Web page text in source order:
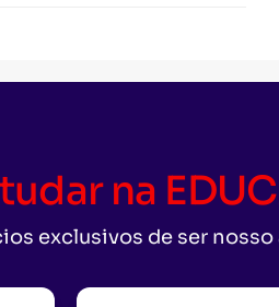
na
exclusivos de ser nosso